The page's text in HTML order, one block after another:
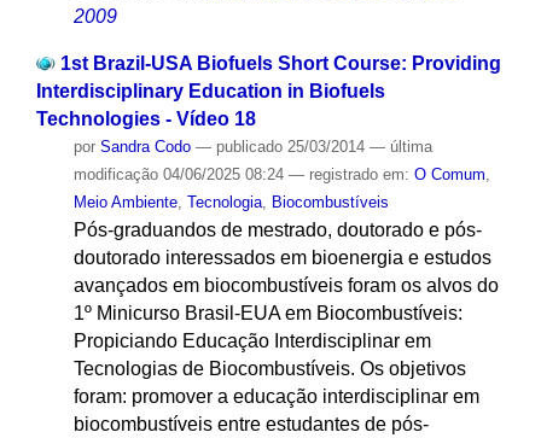
2009
1st Brazil-USA Biofuels Short Course: Providing
Interdisciplinary Education in Biofuels
Technologies - Vídeo 18
por Sandra Codo — publicado25/03/2014 — última
modificação04/06/2025 08:24 — registrado em: O Comum
Meio Ambiente, Tecnologia, Biocombustíveis
Pós-graduandos de mestrado, doutorado e pós-
doutorado interessados em bioenergia e estudos
avançados em biocombustíveis foram os alvos do
1º Minicurso Brasil-EUA em Biocombustíveis:
Propiciando Educação Interdisciplinar em
Tecnologias de Biocombustíveis. Os objetivos
foram: promover a educação interdisciplinar em
biocombustíveis entre estudantes de pós-